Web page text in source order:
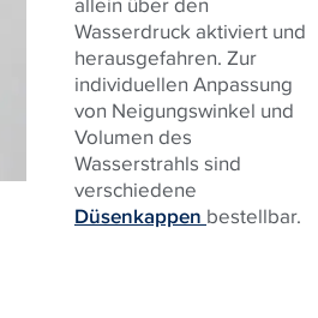
Wasserdruck aktiviert und
herausgefahren. Zur
individuellen Anpassung
von Neigungswinkel und
Volumen des
Wasserstrahls sind
verschiedene
Düsenkappen bestellbar.